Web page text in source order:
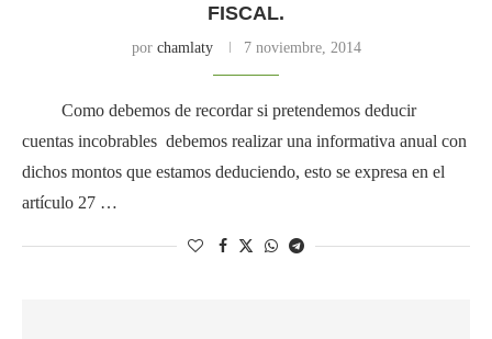
FISCAL.
por chamlaty 7 noviembre, 2014
Como debemos de recordar si pretendemos deducir
cuentas incobrables debemos realizar una informativa anual con
dichos montos que estamos deduciendo, esto se expresa en el
artículo 27 …